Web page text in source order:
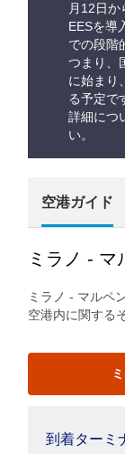
月12日か
EESを導
での段階
つまり、
に始まり
る予定で
詳細につ
い。
空港ガイド
ミラノ - マ
ミラノ - マルペ
空港内に関する
到着ターミ